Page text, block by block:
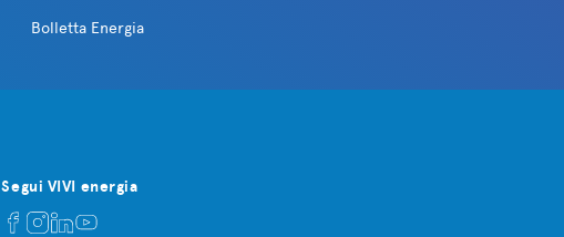
Bolletta Energia
Segui VIVI energia